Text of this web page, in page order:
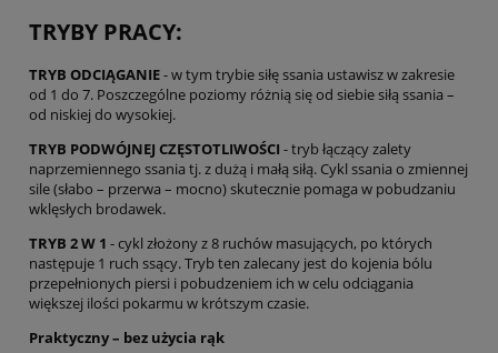
TRYBY PRACY:
TRYB ODCIĄGANIE- w tym trybie siłę ssania ustawisz w zakresie
od 1 do 7. Poszczególne poziomy różnią się od siebie siłą ssania –
od niskiej do wysokiej.
TRYB PODWÓJNEJ CZĘSTOTLIWOŚCI - tryb łączący zalety
naprzemiennego ssania tj. z dużą i małą siłą. Cykl ssania o zmiennej
sile (słabo – przerwa – mocno) skutecznie pomaga w pobudzaniu
wklęsłych brodawek.
TRYB 2 W 1 - cykl złożony z 8 ruchów masujących, po których
następuje 1 ruch ssący. Tryb ten zalecany jest do kojenia bólu
przepełnionych piersi i pobudzeniem ich w celu odciągania
większej ilości pokarmu w krótszym czasie.
Praktyczny – bez użycia rąk